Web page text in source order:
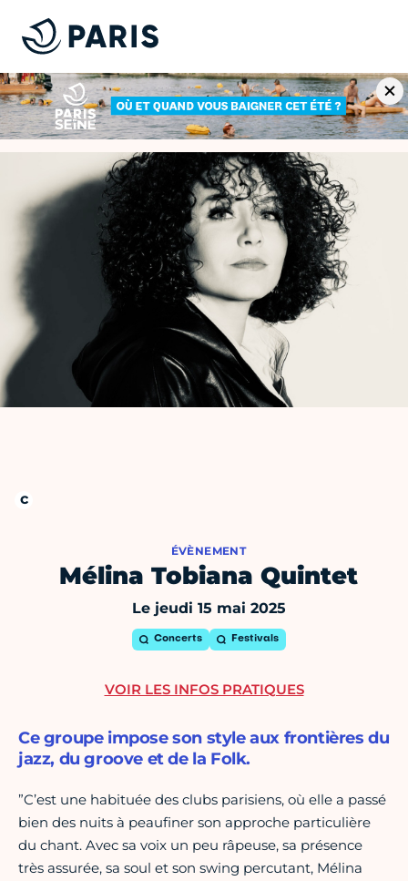
ÉVÈNEMENT
Mélina Tobiana Quintet
Le jeudi 15 mai 2025
Concerts Festivals
Ce groupe impose son style aux frontières du
jazz, du groove et de la Folk.
”C’est une habituée des clubs parisiens, où elle a passé
bien des nuits à peaufiner son approche particulière
du chant. Avec sa voix un peu râpeuse, sa présence
très assurée, sa soul et son swing percutant, Mélina
VOIR LES INFOS PRATIQUES